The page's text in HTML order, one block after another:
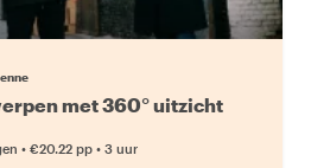
met 360° uitzicht
• €20.22 pp • 3 uur